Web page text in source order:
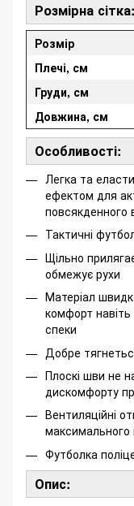
Розмірна сітка:
Розмір
Плечі, см
Груди, см
Довжина, см
Особливості:
Легка та
ефектом для
повсякденного
Тактичні
Щільно
обмежує рухи
Матеріал
комфорт навіть
спеки
Добре
Плоскі шви не
дискомфорту
Вентиляційні
Футболка
Опис: